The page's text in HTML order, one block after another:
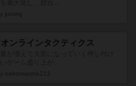
ンラインタクティクス